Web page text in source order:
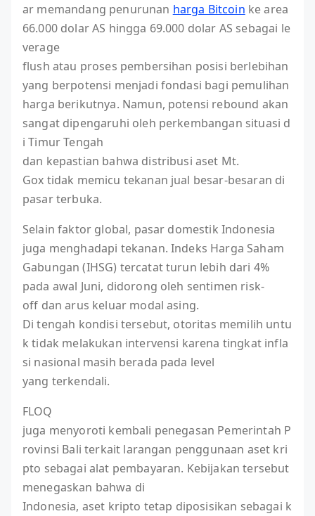
ar memandang penurunan harga Bitcoin ke area
66.000 dolar AS hingga 69.000 dolar AS sebagai le
verage
flush atau proses pembersihan posisi berlebihan
yang berpotensi menjadi fondasi bagi pemulihan
harga berikutnya. Namun, potensi rebound akan
sangat dipengaruhi oleh perkembangan situasi d
i Timur Tengah
dan kepastian bahwa distribusi aset Mt.
Gox tidak memicu tekanan jual besar-besaran di
pasar terbuka.
Selain faktor global, pasar domestik Indonesia
juga menghadapi tekanan. Indeks Harga Saham
Gabungan (IHSG) tercatat turun lebih dari 4%
pada awal Juni, didorong oleh sentimen risk-
off dan arus keluar modal asing.
Di tengah kondisi tersebut, otoritas memilih untu
k tidak melakukan intervensi karena tingkat infla
si nasional masih berada pada level
yang terkendali.
FLOQ
juga menyoroti kembali penegasan Pemerintah P
rovinsi Bali terkait larangan penggunaan aset kri
pto sebagai alat pembayaran. Kebijakan tersebut
menegaskan bahwa di
Indonesia, aset kripto tetap diposisikan sebagai k